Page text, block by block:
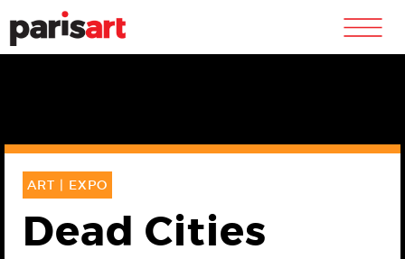
m
ART | EXPO
Dead Cities